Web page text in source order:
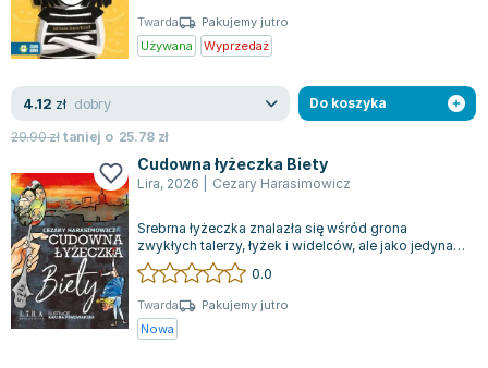
Twarda
Pakujemy jutro
Używana
Wyprzedaż
4.12 zł dobry
29.90złtaniej o 25.78 zł
Do koszyka
Cudowna łyżeczka Biety
Lira, 2026 Cezary Harasimowicz
Srebrna łyżeczka znalazła się wśród grona
zwykłych talerzy, łyżek i widelców, ale jako jedyna z
kompletu trafiła z rodziną Rochman...
0.0
Twarda
Pakujemy jutro
Nowa